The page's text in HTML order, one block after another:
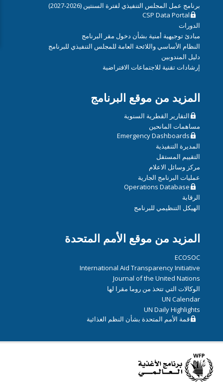
برنامج عمل المجلس التنفيذي لفترة السنتين (2026-2027)
CSP Data Portal
الدورات
مبادئ توجيهية أمنية بشأن دخول مقر البرنامج
النظام الأساسي واللائحة العامة للمجلس التنفيذي للبرنامج
دليل المندوبين
إرشادات تقنية للاجتماعات الافتراضية
المزيد من موقع البرنامج
التقارير القطرية السنوية
مساهمات المانحين
Emergency Dashboards
المديرة التنفيذية
التقييم المستقل
مركز وسائل الاعلام
عمليات البرنامج الجارية
Operations Database
الرقابة
الهيكل التنظيمي للبرنامج
المزيد من موقع الأمم المتحدة
ECOSOC
International Aid Transparency Initiative
Journal of the United Nations
الوكالات التي تتخذ من روما مقرا لها
UN Calendar
UN Daily Highlights
قمة الأمم المتحدة بشأن النظم الغذائية